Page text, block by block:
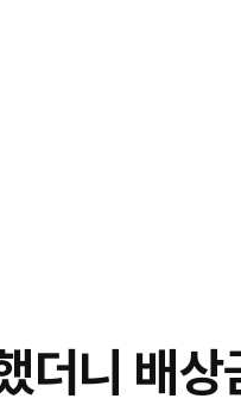
더니 배